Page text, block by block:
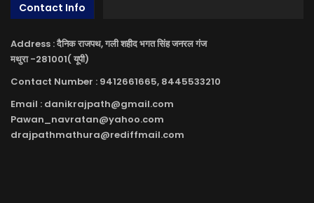
Contact Info
Address : दैनिक राजपथ, गली शहीद भगत सिंह जनरल गंज
मथुरा -281001( यूपी)
Contact Number : 9412661665, 8445533210
Email : danikrajpath@gmail.com
Pawan_navratan@yahoo.com
drajpathmathura@rediffmail.com